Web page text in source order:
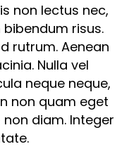
non lectus nec,
risus.
rutrum. Aenean
Nulla vel
neque neque,
non quam eget
diam. Integer